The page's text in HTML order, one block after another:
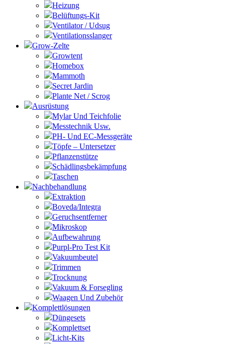
Heizung
Belüftungs-Kit
Ventilator / Udsug
Ventilationsslanger
Grow-Zelte
Growtent
Homebox
Mammoth
Secret Jardin
Plante Net / Scrog
Ausrüstung
Mylar Und Teichfolie
Messtechnik Usw.
PH- Und EC-Messgeräte
Töpfe – Untersetzer
Pflanzenstütze
Schädlingsbekämpfung
Taschen
Nachbehandlung
Extraktion
Boveda/Integra
Geruchsentferner
Mikroskop
Aufbewahrung
Purpl-Pro Test Kit
Vakuumbeutel
Trimmen
Trocknung
Vakuum & Forsegling
Waagen Und Zubehör
Komplettlösungen
Düngesets
Komplettset
Licht-Kits